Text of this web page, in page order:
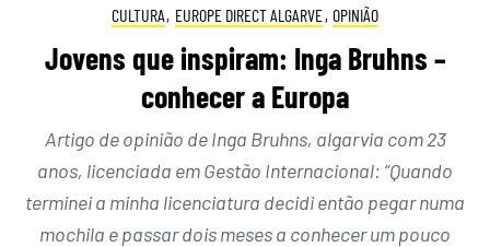
CULTURA, EUROPE DIRECT ALGARVE, OPINIÃO
Jovens que inspiram: Inga Bruhns –
conhecer a Europa
Artigo de opinião de Inga Bruhns, algarvia com 23
anos, licenciada em Gestão Internacional: “Quando
terminei a minha licenciatura decidi então pegar numa
mochila e passar dois meses a conhecer um pouco